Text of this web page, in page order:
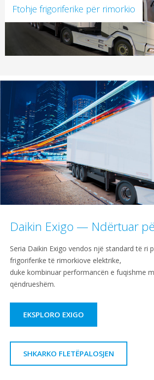
Ftohje frigoriferike për rimorkio
Daikin Exigo — Ndërtuar
Seria Daikin Exigo vendos një standard të ri
frigoriferike të rimorkiove elektrike,
duke kombinuar performancën e fuqishme
qëndrueshëm.
EKSPLORO EXIGO
SHKARKO FLETËPALOSJEN